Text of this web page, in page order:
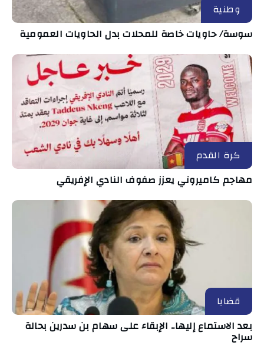
وطنية
سوسة/ حاويات خاصة للمحلات بدل الحاويات العمومية
كرة القدم
مهاجم كاميروني يعزز صفوف النادي الإفريقي
قضايا
بعد الاستماع إليها.. الإبقاء على سهام بن سدرين بحالة
سراح